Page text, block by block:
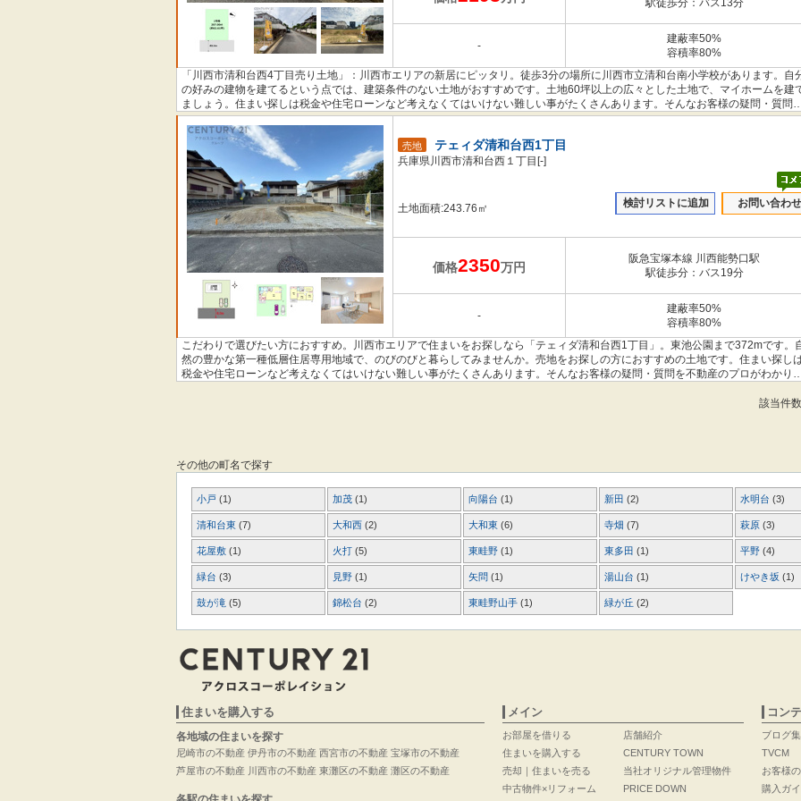
駅徒歩分：バス13分
-
建蔽率50%
容積率80%
「川西市清和台西4丁目売り土地」：川西市エリアの新居にピッタリ。徒歩3分の場所に川西市立清和台南小学校があります。自
の好みの建物を建てるという点では、建築条件のない土地がおすすめです。土地60坪以上の広々とした土地で、マイホームを建
ましょう。住まい探しは税金や住宅ローンなど考えなくてはいけない難しい事がたくさんあります。そんなお客様の疑問・質問
不動産のプロがわかりやすく解説いたします。ぜひお気軽にお問い合わせください。
売地 テェィダ清和台西1丁目
兵庫県川西市清和台西１丁目[-]
土地面積:243.76㎡ 検討リストに追加 お問い合わせ
価格2350万円
阪急宝塚本線 川西能勢口駅
駅徒歩分：バス19分
-
建蔽率50%
容積率80%
こだわりで選びたい方におすすめ。川西市エリアで住まいをお探しなら「テェィダ清和台西1丁目」。東池公園まで372mです。
然の豊かな第一種低層住居専用地域で、のびのびと暮らしてみませんか。売地をお探しの方におすすめの土地です。住まい探し
税金や住宅ローンなど考えなくてはいけない難しい事がたくさんあります。そんなお客様の疑問・質問を不動産のプロがわかり
該当件数
その他の町名で探す
小戸 (1) 加茂 (1) 向陽台 (1) 新田 (2) 水明台 (3)
清和台東 (7) 大和西 (2) 大和東 (6) 寺畑 (7) 萩原 (3)
花屋敷 (1) 火打 (5) 東畦野 (1) 東多田 (1) 平野 (4)
緑台 (3) 見野 (1) 矢問 (1) 湯山台 (1) けやき坂 (1)
鼓が滝 (5) 錦松台 (2) 東畦野山手 (1) 緑が丘 (2)
住まいを購入する
各地域の住まいを探す
尼崎市の不動産
芦屋市の不動産
伊丹市の不動産
川西市の不動産
西宮市の不動産
東灘区の不動産
宝塚市の不動産
灘区の不動産
メイン
お部屋を借りる
住まいを購入する
売却｜住まいを売る
中古物件×リフォーム
店舗紹介
CENTURY TOWN
当社オリジナル管理物件
PRICE DOWN
コン
ブログ集
TVCM
お客様
購入ガ